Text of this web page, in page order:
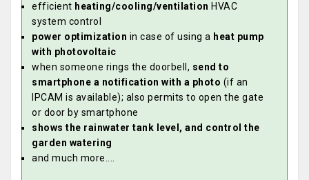
efficient heating/cooling/ventilation HVAC
system control
power optimization in case of using a heat pump
with photovoltaic
when someone rings the doorbell, send to
smartphone a notification with a photo (if an
IPCAM is available); also permits to open the gate
or door by smartphone
shows the rainwater tank level, and control the
garden watering
and much more....